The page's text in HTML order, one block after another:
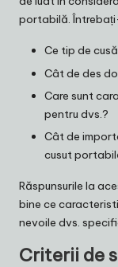
portabilă.
Ce tip de
Cât de des
Care sunt
pentru dvs.?
Cât de
cusut
Răspunsurile la
bine ce
nevoile dvs.
Criterii de